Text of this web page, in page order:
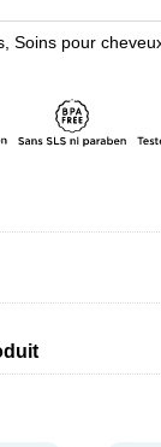
, Soins pour